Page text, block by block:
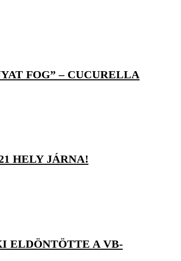
FOG” – CUCURELLA
HELY JÁRNA!
ELDÖNTÖTTE A VB-